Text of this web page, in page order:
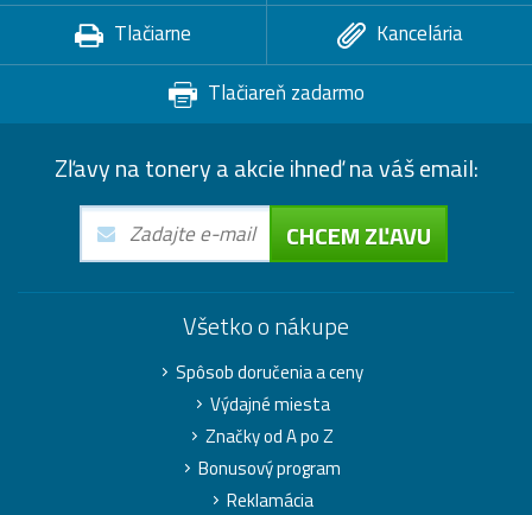
Tlačiarne
Kancelária
Tlačiareň zadarmo
Zľavy na tonery a akcie ihneď na váš email:
CHCEM ZĽAVU
Všetko o nákupe
Spôsob doručenia a ceny
Výdajné miesta
Značky od A po Z
Bonusový program
Reklamácia